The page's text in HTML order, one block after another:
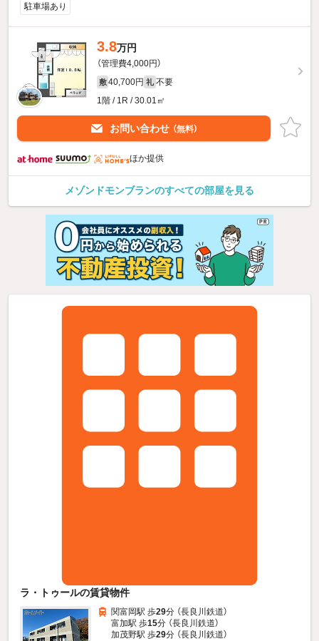
駐車場あり
3.8万円
（管理費4,000円）
敷 40,700円 礼 不要
1階 / 1R / 30.01㎡
お問い合わせ （無料）
ほか提供
メゾンドモンブランのすべての部屋を見る
ラ・トゥールの賃貸物件
関富岡駅 歩29分 （長良川鉄道）
富加駅 歩15分 （長良川鉄道）
加茂野駅 歩29分 （長良川鉄道）